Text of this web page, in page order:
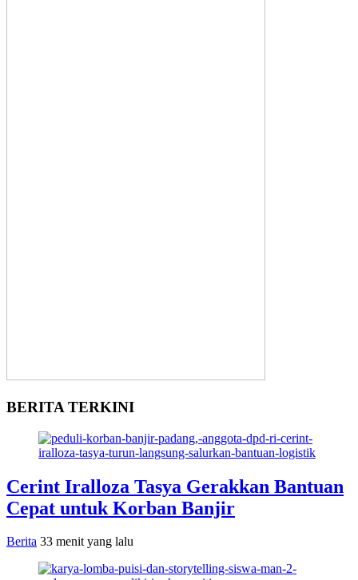
BERITA TERKINI
Cerint Iralloza Tasya Gerakkan Bantuan
Cepat untuk Korban Banjir
Berita 33 menit yang lalu